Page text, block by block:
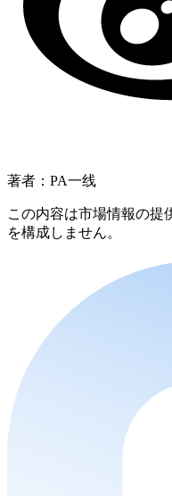
著者：PA一线
この内容は市場情報の提
を構成しません。